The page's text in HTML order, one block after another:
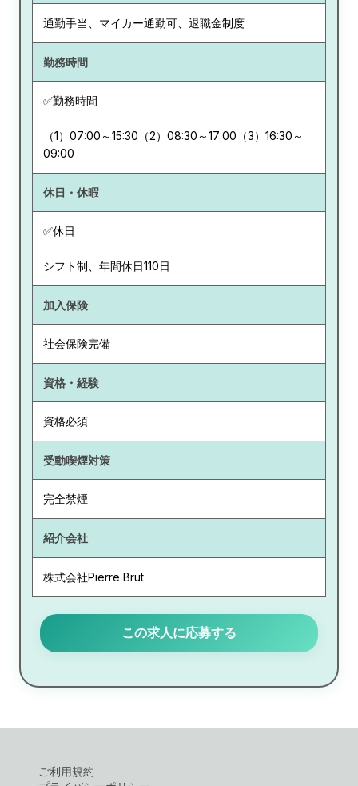
通勤手当、マイカー通勤可、退職金制度
勤務時間
✅勤務時間
（1）07:00～15:30（2）08:30～17:00（3）16:30～
09:00
休日・休暇
✅休日
シフト制、年間休日110日
加入保険
社会保険完備
資格・経験
資格必須
受動喫煙対策
完全禁煙
紹介会社
株式会社Pierre Brut
この求人に応募する
ご利用規約